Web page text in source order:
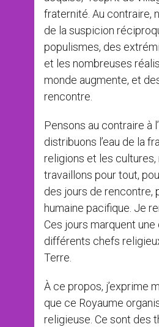
fraternité. Au contraire,
de la suspicion
populismes, des
et les nombreuses
monde augmente, et
rencontre.
Pensons au contraire à
distribuons l’eau de la
religions et les cultures,
travaillons pour tout,
des jours de rencontre,
humaine pacifique. Je
Ces jours marquent
différents chefs
Terre.
À ce propos, j’exprime
que ce Royaume
religieuse. Ce sont des